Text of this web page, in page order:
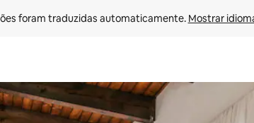
foram traduzidas automaticamente. Mostrar